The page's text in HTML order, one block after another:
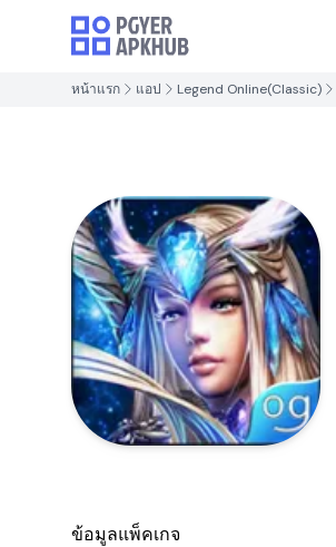
หน้าแรก แอป Legend Online(Classic)
ข้อมูลแพ็คเกจ